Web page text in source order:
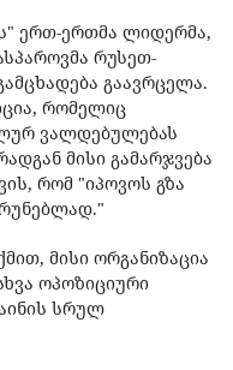
ერთ-ერთმა ლიდერმა,
რუსეთ-
გაავრცელა.
რომელიც
ვალდებულებას
მისი გამარჯვება
რომ "იპოვოს გზა
მისი ორგანიზაცია
ოპოზიციური
სრულ